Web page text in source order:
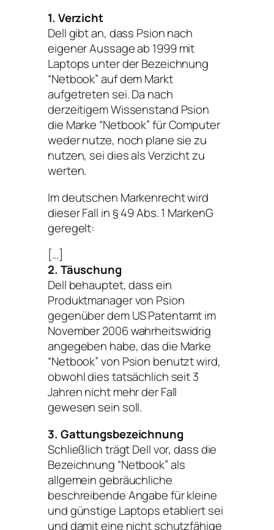
1. Verzicht
Dell gibt an, dass Psion nach
eigener Aussage ab 1999 mit
Laptops unter der Bezeichnung
“Netbook” auf dem Markt
aufgetreten sei. Da nach
derzeitigem Wissenstand Psion
die Marke “Netbook” für Computer
weder nutze, noch plane sie zu
nutzen, sei dies als Verzicht zu
werten.
Im deutschen Markenrecht wird
dieser Fall in § 49 Abs. 1 MarkenG
geregelt:
[…]
2. Täuschung
Dell behauptet, dass ein
Produktmanager von Psion
gegenüber dem US Patentamt im
November 2006 wahrheitswidrig
angegeben habe, das die Marke
“Netbook” von Psion benutzt wird,
obwohl dies tatsächlich seit 3
Jahren nicht mehr der Fall
gewesen sein soll.
3. Gattungsbezeichnung
Schließlich trägt Dell vor, dass die
Bezeichnung “Netbook” als
allgemein gebräuchliche
beschreibende Angabe für kleine
und günstige Laptops etabliert sei
und damit eine nicht schutzfähige